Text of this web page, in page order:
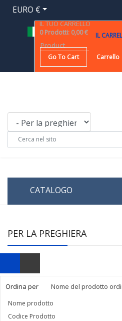
EURO €
IL TUO CARRELLO
0 Prodotti: 0,00 € IL
Product
Go To Cart Carrello
CATALOGO
PER LA PREGHIERA
Ordina per Nome del prodotto
Nome prodotto
Codice Prodotto